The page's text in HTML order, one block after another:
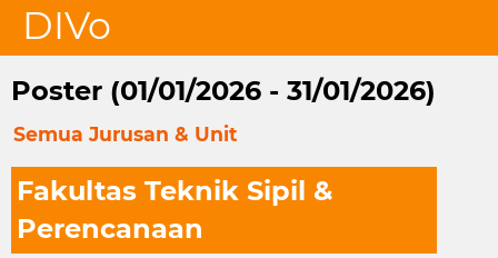
DIVo
Poster (01/01/2026 - 31/01/2026)
Semua Jurusan & Unit
Fakultas Teknik Sipil &
Perencanaan